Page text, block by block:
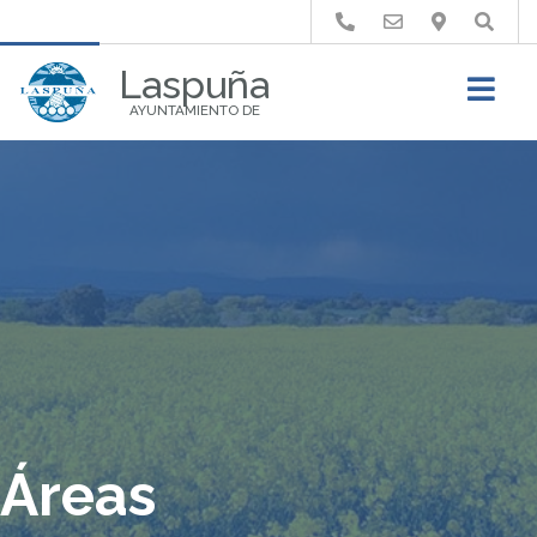
Laspuña
AYUNTAMIENTO DE
Buscar
Áreas